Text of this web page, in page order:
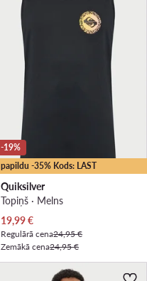
papildu -35% Kods: LAST
-19%
Quiksilver
Topiņš · Melns
Pašreizējā cena
19,99€
Regulārā cena24,95 €
Zemākā cena24,95 €